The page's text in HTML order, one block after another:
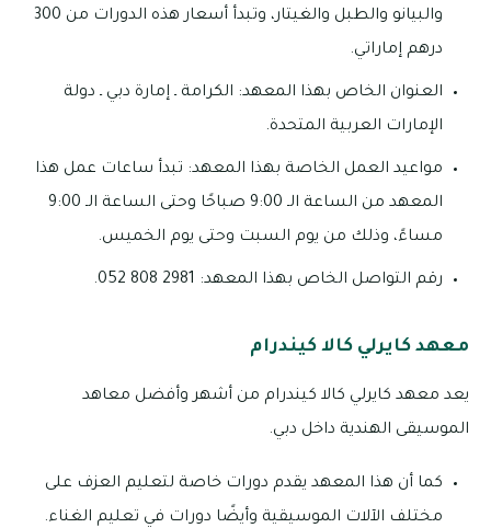
والبيانو والطبل والغيتار، وتبدأ أسعار هذه الدورات من 300
درهم إماراتي.
العنوان الخاص بهذا المعهد: الكرامة ـ إمارة دبي ـ دولة
الإمارات العربية المتحدة.
مواعيد العمل الخاصة بهذا المعهد: تبدأ ساعات عمل هذا
المعهد من الساعة الـ 9:00 صباحًا وحتى الساعة الـ 9:00
مساءً، وذلك من يوم السبت وحتى يوم الخميس.
رقم التواصل الخاص بهذا المعهد: 2981 808 052.
معهد كايرلي كالا كيندرام
يعد معهد كايرلي كالا كيندرام من أشهر وأفضل معاهد
الموسيقى الهندية داخل دبي.
كما أن هذا المعهد يقدم دورات خاصة لتعليم العزف على
مختلف الآلات الموسيقية وأيضًا دورات في تعليم الغناء.